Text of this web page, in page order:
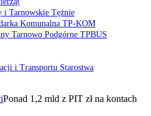
i Tarnowskie Tężnie
Komunalna TP-KOM
Tarnowo Podgórne TPBUS
i Transportu Starostwa
Ponad 1,2 mld z PIT zł na kontach